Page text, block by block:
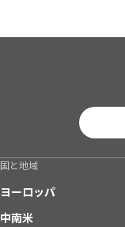
国と地域
ヨーロッパ
中南米